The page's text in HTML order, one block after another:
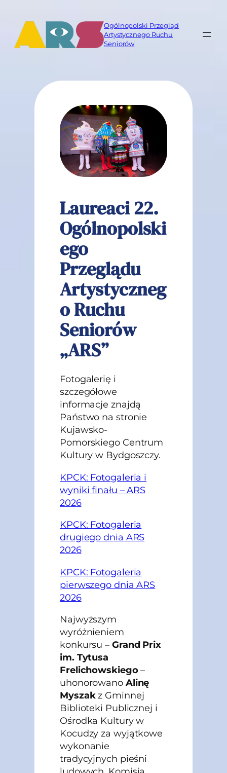
treści
Ogólnopolski Przegląd
Artystycznego Ruchu
Seniorów
Laureaci 22.
Ogólnopolski
ego
Przeglądu
Artystyczneg
o Ruchu
Seniorów
„ARS”
Fotogalerię i
szczegółowe
informacje znajdą
Państwo na stronie
Kujawsko-
Pomorskiego Centrum
Kultury w Bydgoszczy.
KPCK: Fotogaleria i
wyniki finału – ARS
2026
KPCK: Fotogaleria
drugiego dnia ARS
2026
KPCK: Fotogaleria
pierwszego dnia ARS
2026
Najwyższym
wyróżnieniem
konkursu – Grand Prix
im. Tytusa
Frelichowskiego–
uhonorowano Alinę
Myszakz Gminnej
Biblioteki Publicznej i
Ośrodka Kultury w
Kocudzy za wyjątkowe
wykonanie
tradycyjnych pieśni